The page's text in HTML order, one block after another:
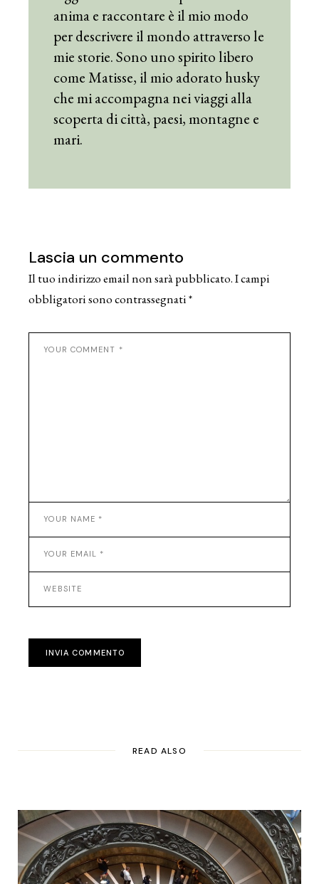
anima e raccontare è il mio modo
per descrivere il mondo attraverso le
mie storie. Sono uno spirito libero
come Matisse, il mio adorato husky
che mi accompagna nei viaggi alla
scoperta di città, paesi, montagne e
mari.
Lascia un commento
Il tuo indirizzo email non sarà pubblicato.I campi
obbligatori sono contrassegnati*
INVIA COMMENTO
READ ALSO